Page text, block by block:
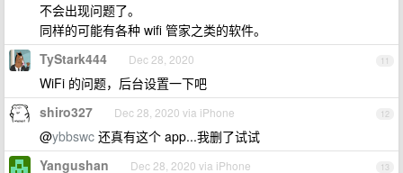
不会出现问题了。
同样的可能有各种 wifi 管家之类的软件。
11
TyStark444 Dec 28, 2020
WiFi 的问题，后台设置一下吧
12
shiro327 Dec 28, 2020 via iPhone
@ybbswc 还真有这个 app...我删了试试
13
Yangushan Dec 28, 2020 via iPhone